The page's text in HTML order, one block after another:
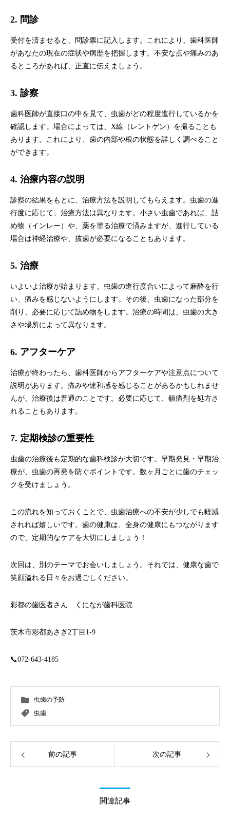
2. 問診
受付を済ませると、問診票に記入します。これにより、歯科医師
があなたの現在の症状や病歴を把握します。不安な点や痛みのあ
るところがあれば、正直に伝えましょう。
3. 診察
歯科医師が直接口の中を見て、虫歯がどの程度進行しているかを
確認します。場合によっては、X線（レントゲン）を撮ることも
あります。これにより、歯の内部や根の状態を詳しく調べること
ができます。
4. 治療内容の説明
診察の結果をもとに、治療方法を説明してもらえます。虫歯の進
行度に応じて、治療方法は異なります。小さい虫歯であれば、詰
め物（インレー）や、薬を塗る治療で済みますが、進行している
場合は神経治療や、抜歯が必要になることもあります。
5. 治療
いよいよ治療が始まります。虫歯の進行度合いによって麻酔を行
い、痛みを感じないようにします。その後、虫歯になった部分を
削り、必要に応じて詰め物をします。治療の時間は、虫歯の大き
さや場所によって異なります。
6. アフターケア
治療が終わったら、歯科医師からアフターケアや注意点について
説明があります。痛みや違和感を感じることがあるかもしれませ
んが、治療後は普通のことです。必要に応じて、鎮痛剤を処方さ
れることもあります。
7. 定期検診の重要性
虫歯の治療後も定期的な歯科検診が大切です。早期発見・早期治
療が、虫歯の再発を防ぐポイントです。数ヶ月ごとに歯のチェッ
クを受けましょう。
この流れを知っておくことで、虫歯治療への不安が少しでも軽減
されれば嬉しいです。歯の健康は、全身の健康にもつながります
ので、定期的なケアを大切にしましょう！
次回は、別のテーマでお会いしましょう。それでは、健康な歯で
笑顔溢れる日々をお過ごしください。
彩都の歯医者さん くになが歯科医院
茨木市彩都あさぎ2丁目1-9
📞072-643-4185
虫歯の予防
虫歯
前の記事 次の記事
関連記事